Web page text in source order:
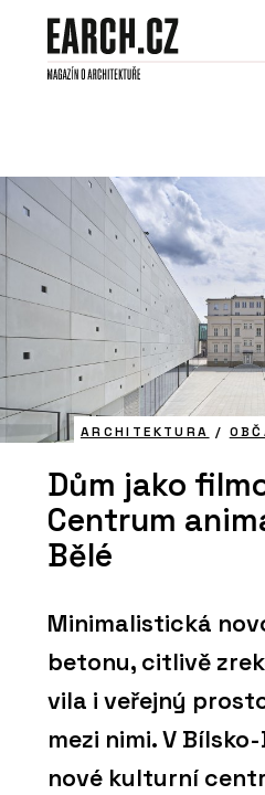
ARCHITEKTURA /
Dům jako
Centrum
Bělé
Minimalistická
betonu, citlivě
vila i veřejný
mezi nimi. V
nové kulturní